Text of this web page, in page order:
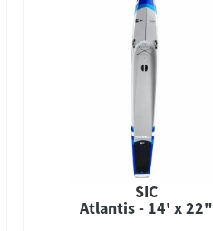
SIC
Atlantis - 14' x 22"